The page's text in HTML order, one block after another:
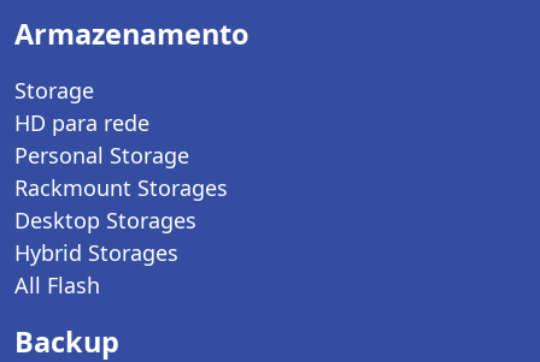
Armazenamento
Storage
HD para rede
Personal Storage
Rackmount Storages
Desktop Storages
Hybrid Storages
All Flash
Backup